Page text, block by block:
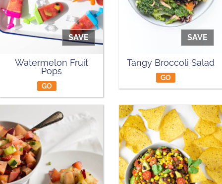
SAVE
Watermelon Fruit
Pops
GO
SAVE
Tangy Broccoli Salad
GO